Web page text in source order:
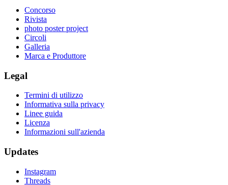
Concorso
Rivista
photo poster project
Circoli
Galleria
Marca e Produttore
Legal
Termini di utilizzo
Informativa sulla privacy
Linee guida
Licenza
Informazioni sull'azienda
Updates
Instagram
Threads